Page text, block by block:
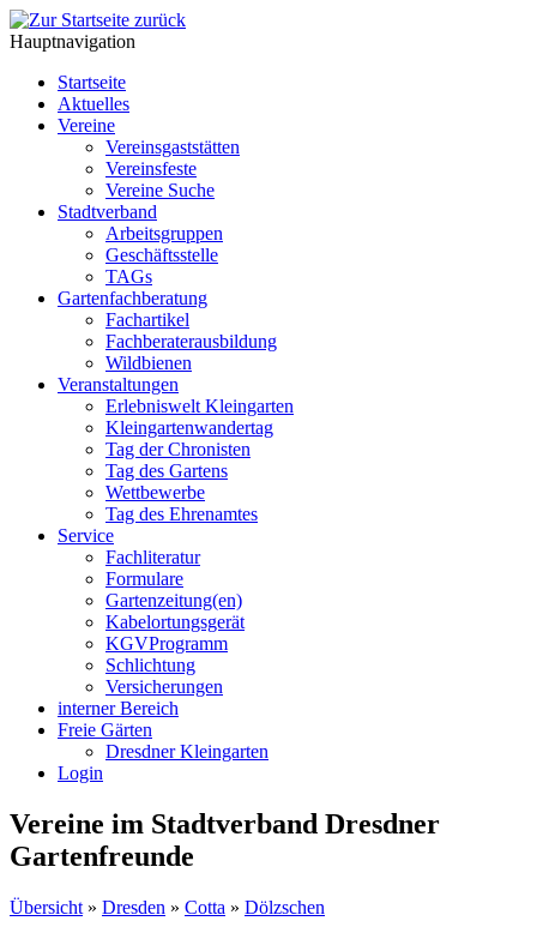
Hauptnavigation
Startseite
Aktuelles
Vereine
Vereinsgaststätten
Vereinsfeste
Vereine Suche
Stadtverband
Arbeitsgruppen
Geschäftsstelle
TAGs
Gartenfachberatung
Fachartikel
Fachberaterausbildung
Wildbienen
Veranstaltungen
Erlebniswelt Kleingarten
Kleingartenwandertag
Tag der Chronisten
Tag des Gartens
Wettbewerbe
Tag des Ehrenamtes
Service
Fachliteratur
Formulare
Gartenzeitung(en)
Kabelortungsgerät
KGVProgramm
Schlichtung
Versicherungen
interner Bereich
Freie Gärten
Dresdner Kleingarten
Login
Vereine im Stadtverband Dresdner
Gartenfreunde
Übersicht » Dresden » Cotta » Dölzschen